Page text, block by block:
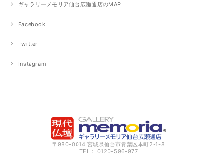
ギャラリーメモリア仙台広瀬通店のMAP
Facebook
Twitter
Instagram
〒980-0014 宮城県仙台市青葉区本町2-1-8
TEL： 0120-596-977